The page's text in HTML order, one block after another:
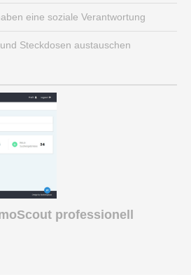
eine soziale Verantwortung
Steckdosen austauschen
professionell